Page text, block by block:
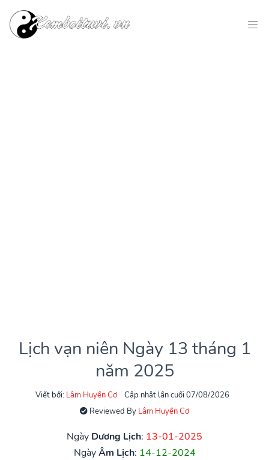
Lịch vạn niên Ngày 13 tháng 1
năm 2025
Viết bởi: Lâm Huyền Cơ
Cập nhật lần cuối 07/08/2026
Reviewed By Lâm Huyền Cơ
Ngày Dương Lịch: 13-01-2025
NgàyÂm Lịch: 14-12-2024